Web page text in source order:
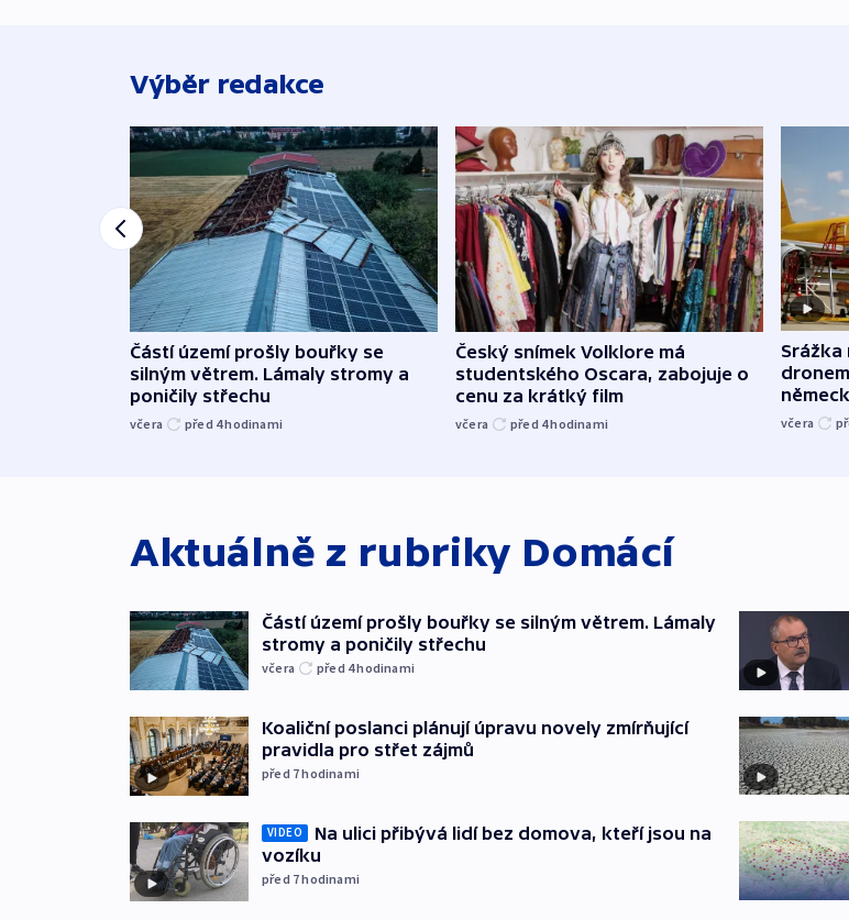
Výběr redakce
Částí území prošly bouřky se
silným větrem. Lámaly stromy a
poničily střechu
včera před 4hodinami
Český snímek Volklore má
studentského Oscara, zabojuje o
cenu za krátký film
včera před 4hodinami
Srážka
včera
Aktuálně z rubriky Domácí
Částí území prošly bouřky se silným větrem. Lámaly
stromy a poničily střechu
včera před 4hodinami
Koaliční poslanci plánují úpravu novely zmírňující
pravidla pro střet zájmů
před 7hodinami
VIDEO
Na ulici přibývá lidí bez domova, kteří jsou na
vozíku
před 7hodinami